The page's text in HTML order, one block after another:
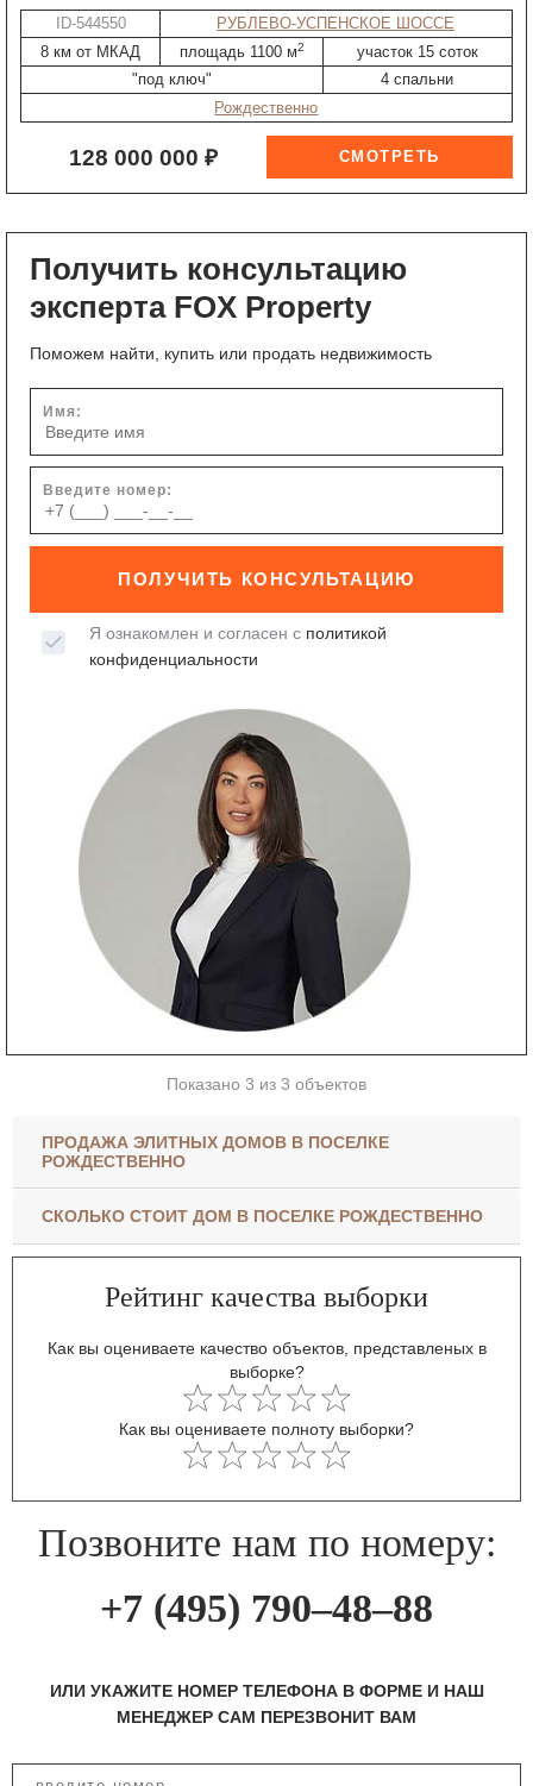
ID-544550
РУБЛЕВО-УСПЕНСКОЕ ШОССЕ
8 км от МКАД
площадь 1100 м2
участок 15 соток
"под ключ"
4 спальни
Рождественно
128 000 000 ₽
Получить консультацию
эксперта FOX Property
Поможем найти, купить или продать недвижимость
Имя:
Введите номер:
ПОЛУЧИТЬ КОНСУЛЬТАЦИЮ
Я ознакомлен и согласен с политикой
конфиденциальности
Показано 3 из 3 объектов
ПРОДАЖА ЭЛИТНЫХ ДОМОВ В ПОСЕЛКЕ
РОЖДЕСТВЕННО
СКОЛЬКО СТОИТ ДОМ В ПОСЕЛКЕ РОЖДЕСТВЕННО
Рейтинг качества выборки
Как вы оцениваете качество объектов, представленых в
выборке?
Как вы оцениваете полноту выборки?
Позвоните нам по номеру:
+7 (495) 790–48–88
ИЛИ УКАЖИТЕ НОМЕР ТЕЛЕФОНА В ФОРМЕ И НАШ
МЕНЕДЖЕР САМ ПЕРЕЗВОНИТ ВАМ